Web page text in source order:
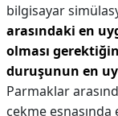
bilgisayar
arasındaki en
olması
duruşunun en
Parmaklar
çekme esnasında